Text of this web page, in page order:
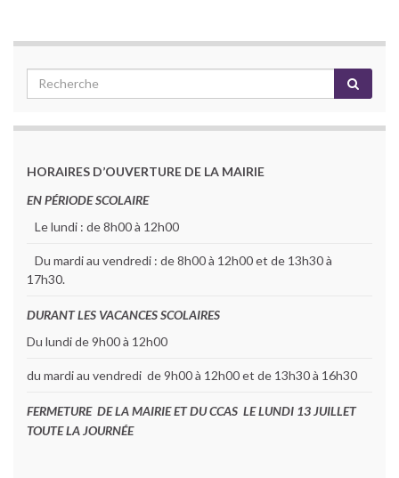
HORAIRES D’OUVERTURE DE LA MAIRIE
EN PÉRIODE SCOLAIRE
Le lundi : de 8h00 à 12h00
Du mardi au vendredi : de 8h00 à 12h00 et de 13h30 à
17h30.
DURANT LES VACANCES SCOLAIRES
Du lundi de 9h00 à 12h00
du mardi au vendredi de 9h00 à 12h00 et de 13h30 à 16h30
FERMETURE DE LA MAIRIE ET DU CCAS LE LUNDI 13 JUILLET
TOUTE LA JOURNÉE